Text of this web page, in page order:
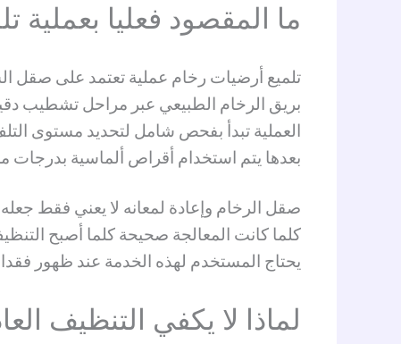
ما المقصود فعليا
تلميع أرضيات رخام عملية تعتمد على صقل
بريق الرخام الطبيعي عبر مراحل تشطيب
العملية تبدأ بفحص شامل لتحديد مستوى
بعدها يتم استخدام أقراص ألماسية
صقل الرخام وإعادة لمعانه لا يعني فقط
كلما كانت المعالجة صحيحة كلما أصبح
يحتاج المستخدم لهذه الخدمة عند ظهور
لماذا لا يكفي التنظيف